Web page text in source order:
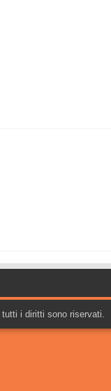
i diritti sono riservati.